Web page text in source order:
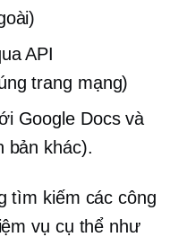
API
trang mạng)
Google Docs và
bản khác).
tìm kiếm các công
vụ cụ thể như